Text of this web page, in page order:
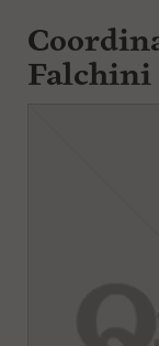
Falchini